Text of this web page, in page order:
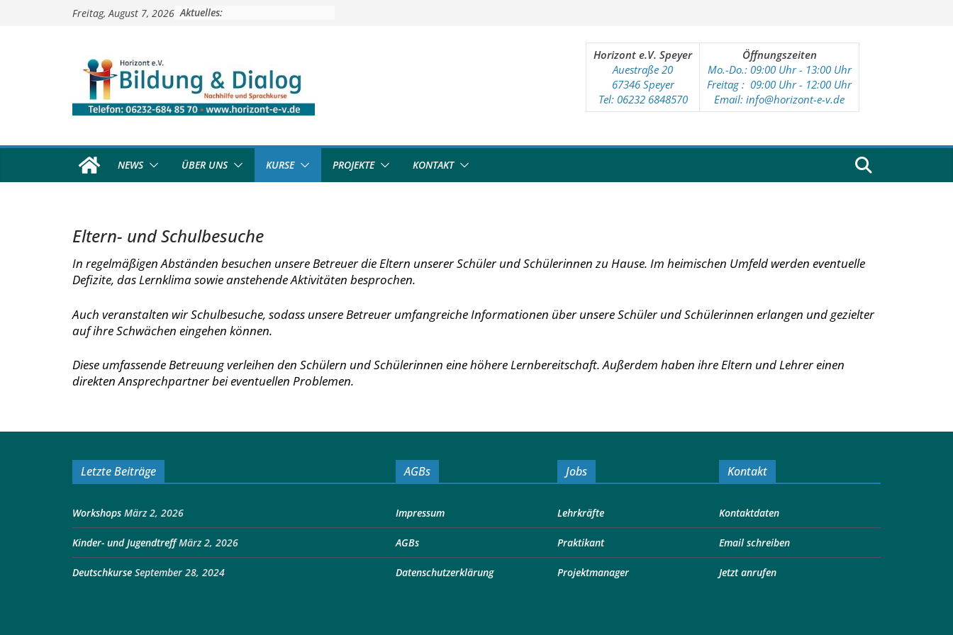
Freitag, August 7, 2026 Aktuelles:
Horizont e.V. Speyer
Auestraße 20
67346 Speyer
Tel: 06232 6848570
Öffnungszeiten
Mo.-Do.: 09:00 Uhr - 13:00 Uhr
Freitag : 09:00 Uhr - 12:00 Uhr
Email: info@horizont-e-v.de
NEWS ÜBER UNS KURSE PROJEKTE KONTAKT
Eltern- und Schulbesuche
In regelmäßigen Abständen besuchen unsere Betreuer die Eltern unserer Schüler und Schülerinnen zu Hause. Im heimischen Umfeld werden eventuelle
Defizite, das Lernklima sowie anstehende Aktivitäten besprochen.
Auch veranstalten wir Schulbesuche, sodass unsere Betreuer umfangreiche Informationen über unsere Schüler und Schülerinnen erlangen und gezielter
auf ihre Schwächen eingehen können.
Diese umfassende Betreuung verleihen den Schülern und Schülerinnen eine höhere Lernbereitschaft. Außerdem haben ihre Eltern und Lehrer einen
direkten Ansprechpartner bei eventuellen Problemen.
Letzte Beiträge
Workshops März 2, 2026
Kinder- und Jugendtreff März 2, 2026
Deutschkurse September 28, 2024
AGBs
Impressum
AGBs
Datenschutzerklärung
Jobs
Lehrkräfte
Praktikant
Projektmanager
Kontakt
Kontaktdaten
Email schreiben
Jetzt anrufen